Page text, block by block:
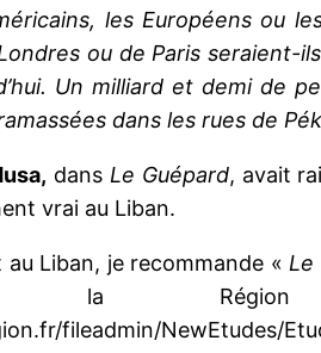
les Européens ou
ou de Paris seraient-
Un milliard et demi de
dans les rues de
dans Le Guépard, avait
vrai au Liban.
au Liban, je recommande « Le
de la
fileadmin/NewEtudes/